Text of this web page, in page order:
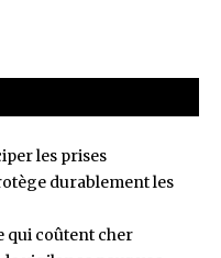
les prises
durablement les
qui coûtent cher